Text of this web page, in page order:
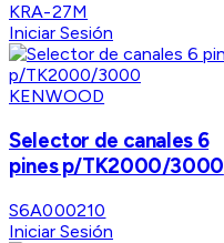
KRA-27M
Iniciar Sesión
KENWOOD
Selector de canales 6
pines p/TK2000/3000
S6A000210
Iniciar Sesión